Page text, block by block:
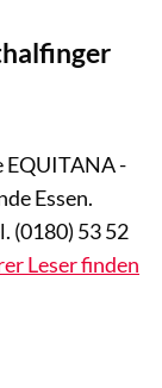
www.equitana.com
EQUITANA -
Essen.
(0180) 53 52
Leser finden